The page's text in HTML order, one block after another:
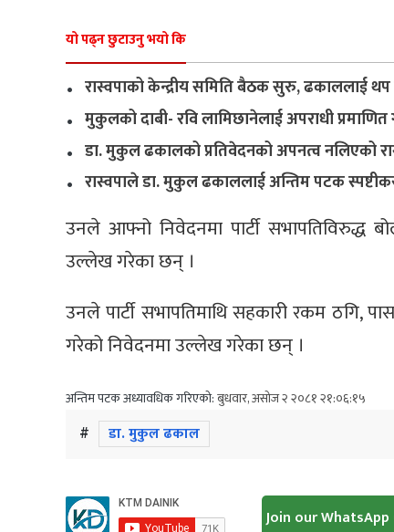
यो पढ्न छुटाउनु भयो कि
. रास्वपाको केन्द्रीय समिति बैठक सुरु, ढकाललाई
. मुकुलको दाबी- रवि लामिछानेलाई अपराधी
. डा. मुकुल ढकालको प्रतिवेदनको अपनत्व नलिएको
. रास्वपाले डा. मुकुल ढकाललाई अन्तिम पटक
उनले आफ्नो निवेदनमा पार्टी सभापतिविरुद्ध
उल्लेख गरेका छन् ।
उनले पार्टी सभापतिमाथि सहकारी रकम ठगि,
गरेको निवेदनमा उल्लेख गरेका छन् ।
अन्तिम पटक अध्यावधिक गरिएको:बुधवार, असोज २ २०८१ २१:०६:१५
# डा. मुकुल ढकाल
Join our WhatsApp